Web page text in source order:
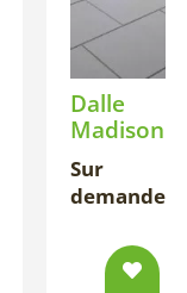
Dalle
Madison
Sur
demande